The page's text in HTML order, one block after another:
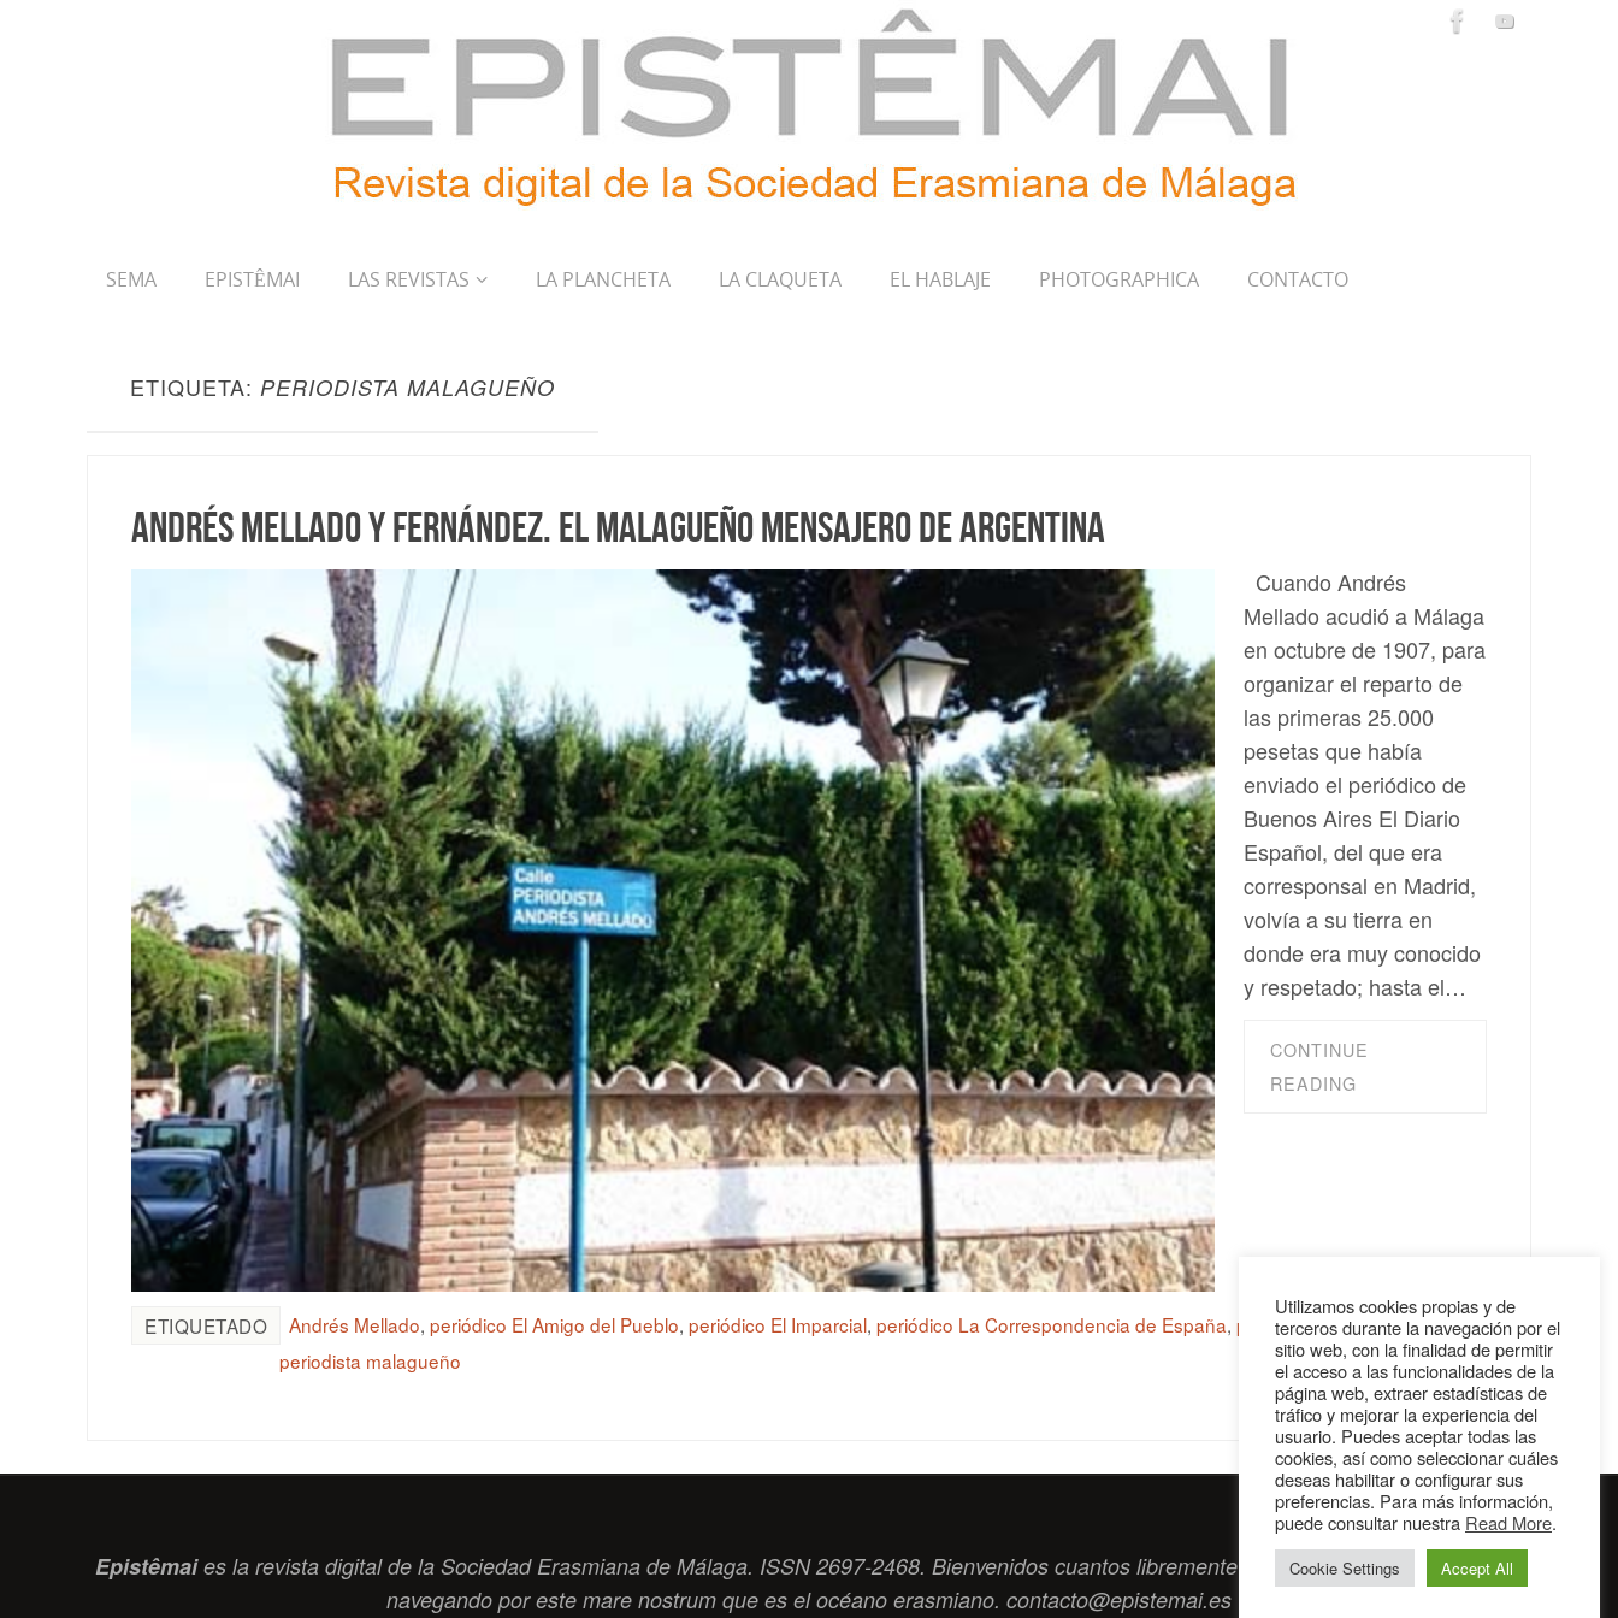
SEMA EPISTÊMAI LAS REVISTAS LA PLANCHETA LA CLAQUETA EL HABLAJE PHOTOGRAPHICA CONTACTO
ETIQUETA: PERIODISTA MALAGUEÑO
Andrés Mellado y Fernández. El malagueño mensajero de Argentina
Cuando Andrés
Mellado acudió a Málaga
en octubre de 1907, para
organizar el reparto de
las primeras 25.000
pesetas que había
enviado el periódico de
Buenos Aires El Diario
Español, del que era
corresponsal en Madrid,
volvía a su tierra en
donde era muy conocido
y respetado; hasta el…
CONTINUE
READING
ETIQUETADO Andrés Mellado, periódico El Amigo del Pueblo, periódico El Imparcial, periódico La Correspondencia de España, periódico La Igualdad,
periodista malagueño
Epistêmaies la revista digital de la Sociedad Erasmiana de Málaga. ISSN 2697-2468. Bienvenidos cuantos libremente tengan algo que intercambiar
navegando por este mare nostrum que es el océano erasmiano. contacto@epistemai.es
Utilizamos cookies propias y de
terceros durante la navegación por el
sitio web, con la finalidad de permitir
el acceso a las funcionalidades de la
página web, extraer estadísticas de
tráfico y mejorar la experiencia del
usuario. Puedes aceptar todas las
cookies, así como seleccionar cuáles
deseas habilitar o configurar sus
preferencias. Para más información,
puede consultar nuestra Read More.
Cookie Settings Accept All